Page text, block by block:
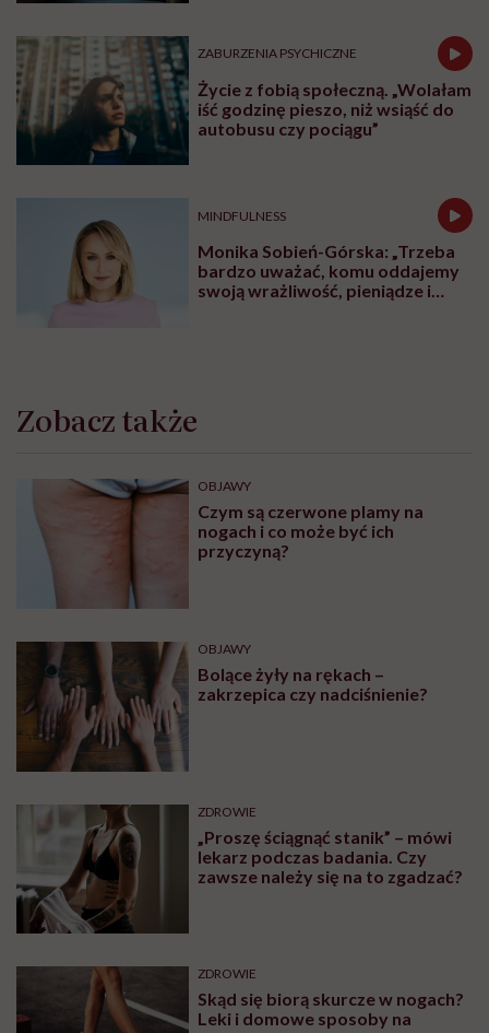
ZABURZENIA PSYCHICZNE
Życie z fobią społeczną. „Wolałam
iść godzinę pieszo, niż wsiąść do
autobusu czy pociągu”
MINDFULNESS
Monika Sobień-Górska: „Trzeba
bardzo uważać, komu oddajemy
swoją wrażliwość, pieniądze i
Zobacz także
OBJAWY
Czym są czerwone plamy na
nogach i co może być ich
przyczyną?
OBJAWY
Bolące żyły na rękach –
zakrzepica czy nadciśnienie?
ZDROWIE
„Proszę ściągnąć stanik” – mówi
lekarz podczas badania. Czy
zawsze należy się na to zgadzać?
ZDROWIE
Skąd się biorą skurcze w nogach?
Leki i domowe sposoby na